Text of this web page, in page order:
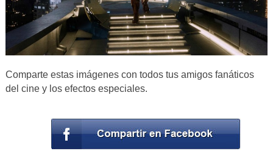
Comparte estas imágenes con todos tus amigos fanáticos
del cine y los efectos especiales.